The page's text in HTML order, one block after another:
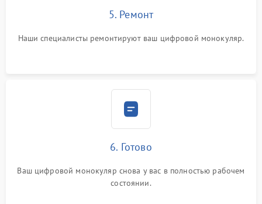
5. Ремонт
Наши специалисты ремонтируют ваш цифровой монокуляр.
6. Готово
Ваш цифровой монокуляр снова у вас в полностью рабочем
состоянии.